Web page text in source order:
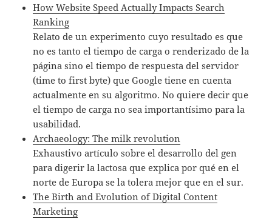
How Website Speed Actually Impacts Search
Ranking
Relato de un experimento cuyo resultado es que
no es tanto el tiempo de carga o renderizado de la
página sino el tiempo de respuesta del servidor
(time to first byte) que Google tiene en cuenta
actualmente en su algoritmo. No quiere decir que
el tiempo de carga no sea importantísimo para la
usabilidad.
Archaeology: The milk revolution
Exhaustivo artículo sobre el desarrollo del gen
para digerir la lactosa que explica por qué en el
norte de Europa se la tolera mejor que en el sur.
The Birth and Evolution of Digital Content
Marketing